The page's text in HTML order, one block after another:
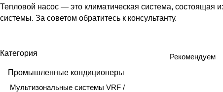
Тепловой насос — это климатическая система, состоящая
системы. За советом обратитесь к консультанту.
Рекомендуем
Категория
Промышленные кондиционеры
Мультизональные системы VRF /